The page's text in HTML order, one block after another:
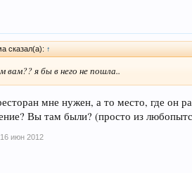
сказал(а): ↑
вам?? я бы в него не пошла..
мне нужен, а то место, где он
Вы там были? (просто из
16 июн 2012